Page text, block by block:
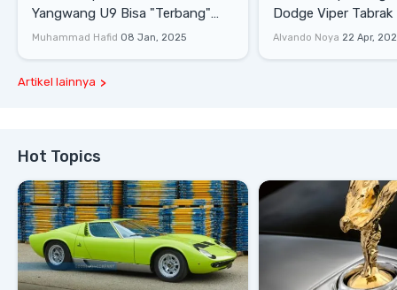
Yangwang U9 Bisa "Terbang"
Lewati Rintangan
Muhammad Hafid 08 Jan, 2025
Dodge Viper Tabrak
Saat Burnout
Alvando Noya 22 Apr,
Artikel lainnya
Hot Topics